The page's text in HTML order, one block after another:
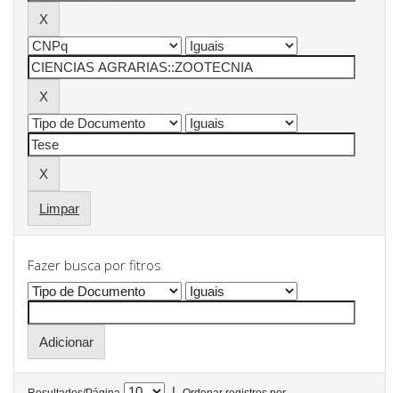
Limpar
Fazer busca por fitros